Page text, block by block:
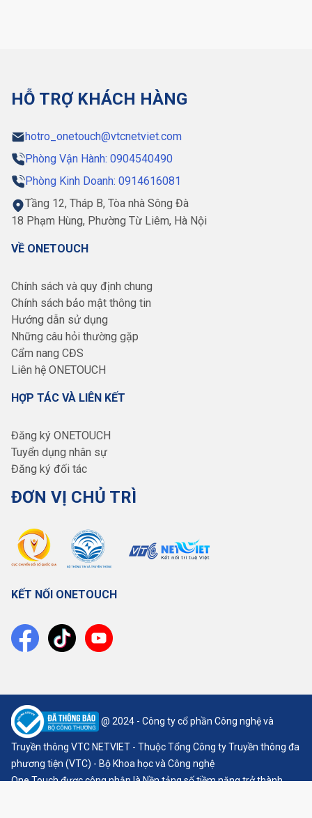
HỖ TRỢ KHÁCH HÀNG
hotro_onetouch@vtcnetviet.com
Phòng Vận Hành: 0904540490
Phòng Kinh Doanh: 0914616081
Tầng 12, Tháp B, Tòa nhà Sông Đà
18 Phạm Hùng, Phường Từ Liêm, Hà Nội
VỀ ONETOUCH
Chính sách và quy định chung
Chính sách bảo mật thông tin
Hướng dẫn sử dụng
Những câu hỏi thường gặp
Cẩm nang CĐS
Liên hệ ONETOUCH
HỢP TÁC VÀ LIÊN KẾT
Đăng ký ONETOUCH
Tuyển dụng nhân sự
Đăng ký đối tác
ĐƠN VỊ CHỦ TRÌ
KẾT NỐI ONETOUCH
@ 2024 - Công ty cổ phần Công nghệ và
Truyền thông VTC NETVIET - Thuộc Tổng Công ty Truyền thông đa
phương tiện (VTC) - Bộ Khoa học và Công nghệ
One Touch được công nhận là Nền tảng số tiềm năng trở thành